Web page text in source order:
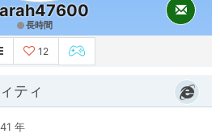
長時間
12
ティ
41 年